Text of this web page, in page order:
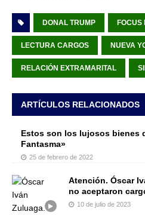
DONAL TRUMP FOCUS
LECTURA CARGOS NUEVA
RELACIÓN EXTRAMARITAL
ARTÍCULOS RELACIONADOS
Estos son los lujosos bienes
Fantasma»
25 de febrero de 2022
Atención. Óscar
no aceptaron
10 de julio de 2023